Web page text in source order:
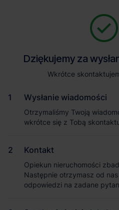
Dziękujemy za
Wkrótce
Wysłanie wiadomości
Otrzymaliśmy Twoją
wkrótce się z Tobą
Kontakt
Opiekun nieruchomości
Następnie otrzymasz od
odpowiedzi na zadane
Jesteśmy tu, żeby Ci pomóc.
pomożemy Ci wybrać najlepszą
Imię i nazwisko
Nazwa firmy
Dziękujemy za
Wkrótce
Wysłanie wiadomości
Otrzymaliśmy Twoją
wkrótce się z Tobą
Kontakt
Opiekun nieruchomości
Następnie otrzymasz od
odpowiedzi na zadane